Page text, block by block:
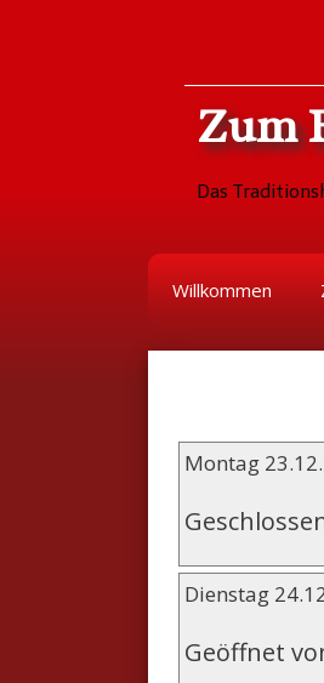
Zum
Das
Willkommen
Montag
Dienstag
Geöffnet